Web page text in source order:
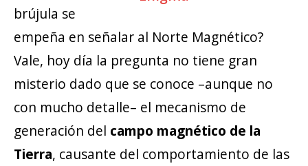
brújula se
empeña en señalar al Norte Magnético?
Vale, hoy día la pregunta no tiene gran
misterio dado que se conoce –aunque no
con mucho detalle– el mecanismo de
generación del campo magnético de la
Tierra, causante del comportamiento de las